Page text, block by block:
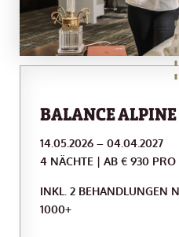
BALANCE ALPINE
14.05.2026 – 04.04.2027
4 NÄCHTE | AB € 930 PRO
INKL. 2 BEHANDLUNGEN
1000+